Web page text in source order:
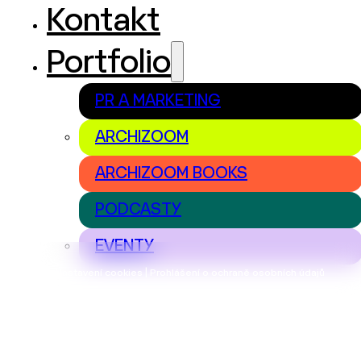
Nastavení cookies | Prohlášení o ochraně osobních údajů
Kontakt
Portfolio
PR A MARKETING
ARCHIZOOM
ARCHIZOOM BOOKS
PODCASTY
EVENTY